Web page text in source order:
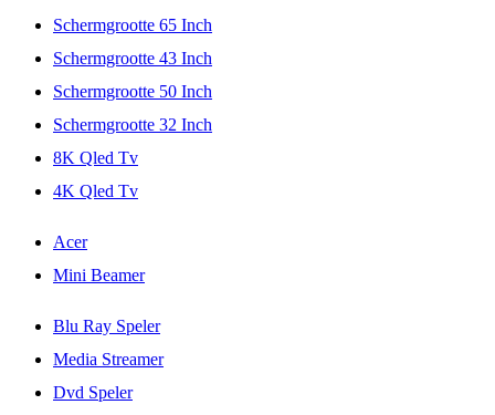
Schermgrootte 65 Inch
Schermgrootte 43 Inch
Schermgrootte 50 Inch
Schermgrootte 32 Inch
8K Qled Tv
4K Qled Tv
Acer
Mini Beamer
Blu Ray Speler
Media Streamer
Dvd Speler